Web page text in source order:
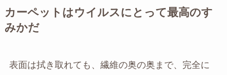
カーペットはウイルスにとって最高のす
みかだ
表面は拭き取れても、繊維の奥の奥まで、完全に